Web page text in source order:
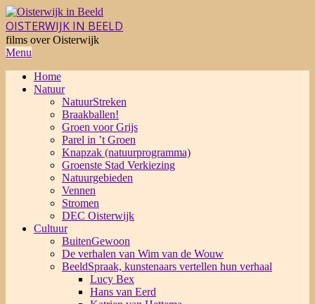
Skip
to
content
OISTERWIJK IN BEELD
films over Oisterwijk
Primary
Menu
Menu
Home
Natuur
NatuurStreken
Braakballen!
Groen voor Grijs
Parel in ’t Groen
Knapzak (natuurprogramma)
Groenste Stad Verkiezing
Natuurgebieden
Vennen
Stromen
DEC Oisterwijk
Cultuur
BuitenGewoon
De verhalen van Wim van de Wouw
BeeldSpraak, kunstenaars vertellen hun verhaal
Lucy Bex
Hans van Eerd